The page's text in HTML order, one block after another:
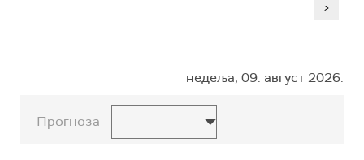
>
недеља, 09. август 2026.
Прогноза